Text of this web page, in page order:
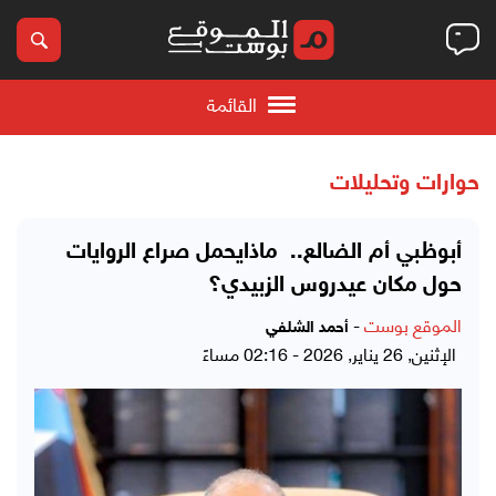
القائمة
حوارات وتحليلات
أبوظبي أم الضالع.. ماذايحمل صراع الروايات
حول مكان عيدروس الزبيدي؟
الموقع بوست- أحمد الشلفي
الإثنين, 26 يناير, 2026 - 02:16 مساءً